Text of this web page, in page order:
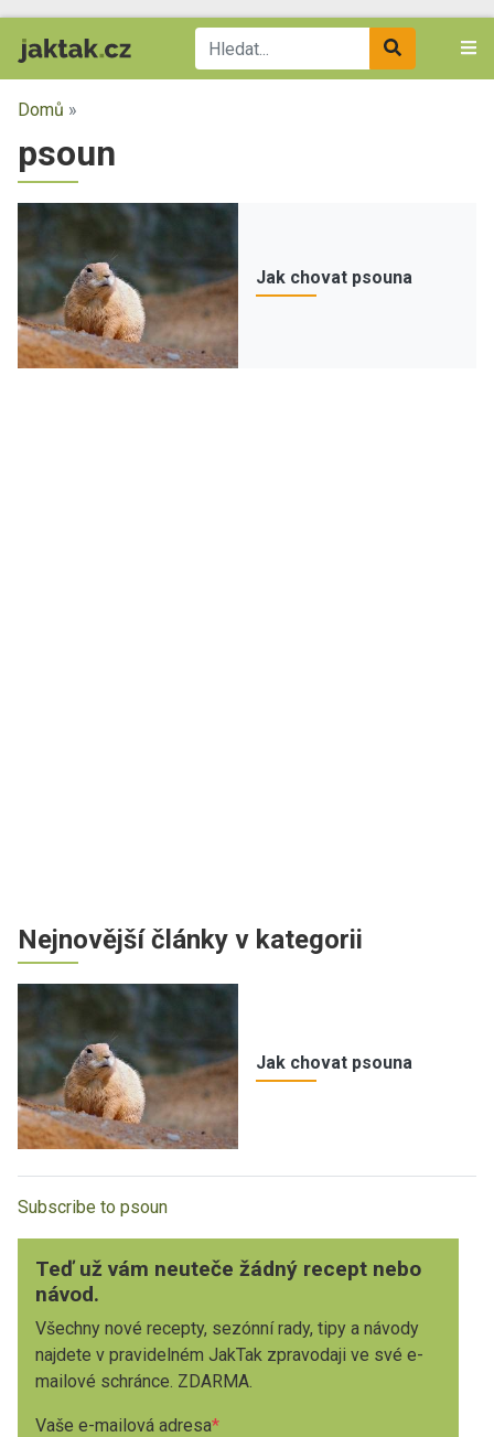
Domů »
psoun
Jak chovat psouna
Nejnovější články v kategorii
Jak chovat psouna
Subscribe to psoun
Teď už vám neuteče žádný recept nebo
návod.
Všechny nové recepty, sezónní rady, tipy a návody
najdete v pravidelném JakTak zpravodaji ve své e-
mailové schránce. ZDARMA.
Vaše e-mailová adresa